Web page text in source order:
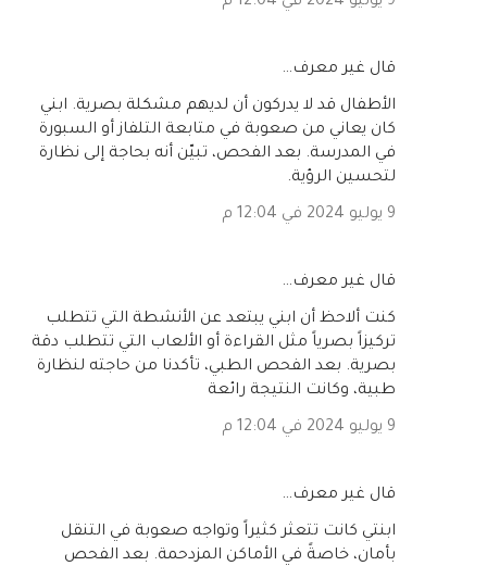
‏قال غير معرف…
الأطفال قد لا يدركون أن لديهم مشكلة بصرية. ابني
كان يعاني من صعوبة في متابعة التلفاز أو السبورة
في المدرسة. بعد الفحص، تبيّن أنه بحاجة إلى نظارة
لتحسين الرؤية.
9 يوليو 2024 في 12:04 م
‏قال غير معرف…
كنت ألاحظ أن ابني يبتعد عن الأنشطة التي تتطلب
تركيزاً بصرياً مثل القراءة أو الألعاب التي تتطلب دقة
بصرية. بعد الفحص الطبي، تأكدنا من حاجته لنظارة
طبية، وكانت النتيجة رائعة
9 يوليو 2024 في 12:04 م
‏قال غير معرف…
ابنتي كانت تتعثر كثيراً وتواجه صعوبة في التنقل
بأمان، خاصةً في الأماكن المزدحمة. بعد الفحص